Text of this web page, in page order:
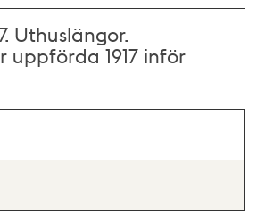
Uthuslängor.
uppförda 1917 inför